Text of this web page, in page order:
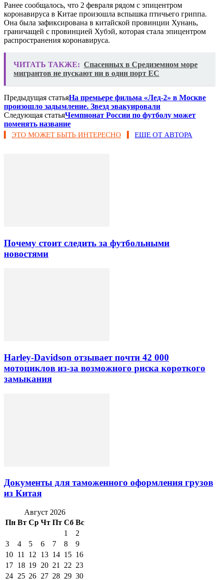
Ранее сообщалось, что 2 февраля рядом с эпицентром
коронавируса в Китае произошла вспышка птичьего гриппа.
Она была зафиксирована в китайской провинции Хунань,
граничащей с провинцией Хубэй, которая стала эпицентром
распространения коронавируса.
ЧИТАТЬ ТАКЖЕ: Спасенных в Средиземном море
мигрантов не пускают ни в один порт ЕС
Предыдущая статьяНа премьере фильма «Лед-2» в Москве
произошло задымление. Звезд эвакуировали
Следующая статьяЧемпионат России по футболу может
поменять название
ЭТО МОЖЕТ БЫТЬ ИНТЕРЕСНО ЕЩЕ ОТ АВТОРА
Почему стоит следить за футбольными
новостями
Harley-Davidson отзывает почти 42 000
мотоциклов из-за возможного риска короткого
замыкания
Документы для таможенного оформления грузов
из Китая
Август 2026
Пн Вт Ср Чт Пт Сб Вс
1
2
3
4 5 6 7 8
9
10 11 12 13 14 15 16
17 18 19 20 21 22 23
24 25 26 27 28 29 30